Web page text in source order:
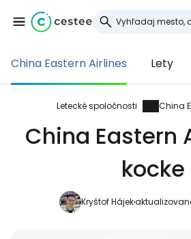
China Eastern Airlines Lety
Letecké spoločnosti China
China Eastern
kocke
Kryštof Hájek
Prihláste sa
služby Cestee
... celosvetovej komunity